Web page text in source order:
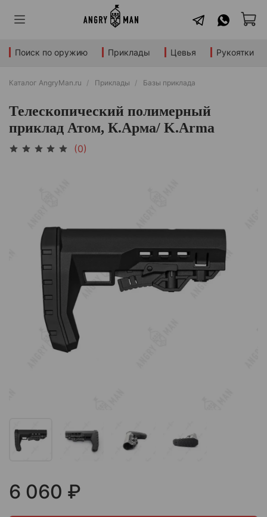
Поиск по оружию Приклады Цевья Рукоятки
Каталог AngryMan.ru Приклады Базы приклада
Телескопический полимерный
приклад Атом, К.Арма/ K.Arma
(0)
6 060 ₽